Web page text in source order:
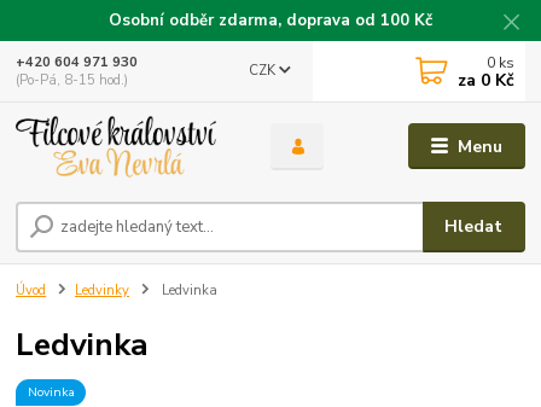
Osobní odběr zdarma, doprava od 100 Kč
Menu
CZK
Hledat
+420 604 971 930
(Po-Pá, 8-15 hod.)
0 ks
za 0 Kč
Úvod Ledvinky Ledvinka
Ledvinka
Novinka